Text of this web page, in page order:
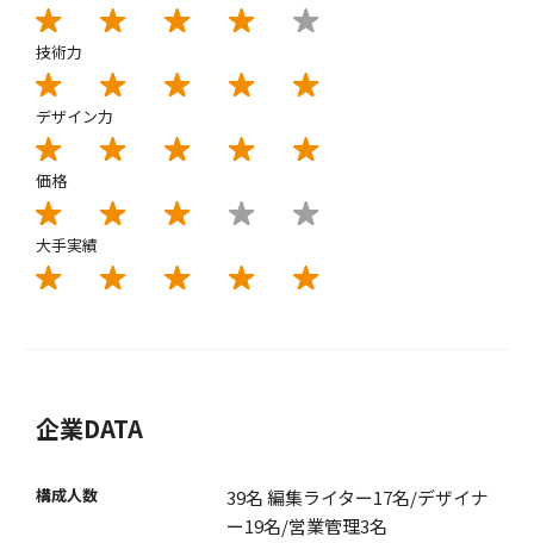
技術力
デザイン力
価格
大手実績
企業DATA
構成人数
39名 編集ライター17名/デザイナ
ー19名/営業管理3名